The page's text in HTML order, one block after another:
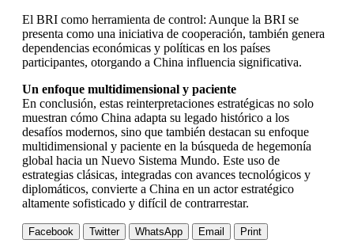
El BRI como herramienta de control: Aunque la BRI se
presenta como una iniciativa de cooperación, también genera
dependencias económicas y políticas en los países
participantes, otorgando a China influencia significativa.
Un enfoque multidimensional y paciente
En conclusión, estas reinterpretaciones estratégicas no solo
muestran cómo China adapta su legado histórico a los
desafíos modernos, sino que también destacan su enfoque
multidimensional y paciente en la búsqueda de hegemonía
global hacia un Nuevo Sistema Mundo. Este uso de
estrategias clásicas, integradas con avances tecnológicos y
diplomáticos, convierte a China en un actor estratégico
altamente sofisticado y difícil de contrarrestar.
Facebook Twitter WhatsApp Email Print